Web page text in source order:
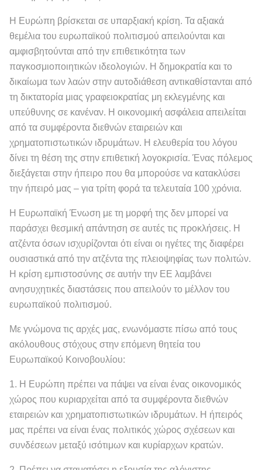
Η Ευρώπη βρίσκεται σε υπαρξιακή κρίση. Τα αξιακά
θεμέλια του ευρωπαϊκού πολιτισμού απειλούνται και
αμφισβητούνται από την επιθετικότητα των
παγκοσμιοποιητικών ιδεολογιών. Η δημοκρατία και το
δικαίωμα των λαών στην αυτοδιάθεση αντικαθίστανται από
τη δικτατορία μιας γραφειοκρατίας μη εκλεγμένης και
υπεύθυνης σε κανέναν. Η οικονομική ασφάλεια απειλείται
από τα συμφέροντα διεθνών εταιρειών και
χρηματοπιστωτικών ιδρυμάτων. Η ελευθερία του λόγου
δίνει τη θέση της στην επιθετική λογοκρισία. Ένας πόλεμος
διεξάγεται στην ήπειρο που θα μπορούσε να κατακλύσει
την ήπειρό μας – για τρίτη φορά τα τελευταία 100 χρόνια.
Η Ευρωπαϊκή Ένωση με τη μορφή της δεν μπορεί να
παράσχει θεσμική απάντηση σε αυτές τις προκλήσεις. Η
ατζέντα όσων ισχυρίζονται ότι είναι οι ηγέτες της διαφέρει
ουσιαστικά από την ατζέντα της πλειοψηφίας των πολιτών.
Η κρίση εμπιστοσύνης σε αυτήν την ΕΕ λαμβάνει
ανησυχητικές διαστάσεις που απειλούν το μέλλον του
ευρωπαϊκού πολιτισμού.
Με γνώμονα τις αρχές μας, ενωνόμαστε πίσω από τους
ακόλουθους στόχους στην επόμενη θητεία του
Ευρωπαϊκού Κοινοβουλίου:
1. Η Ευρώπη πρέπει να πάψει να είναι ένας οικονομικός
χώρος που κυριαρχείται από τα συμφέροντα διεθνών
εταιρειών και χρηματοπιστωτικών ιδρυμάτων. Η ήπειρός
μας πρέπει να είναι ένας πολιτικός χώρος σχέσεων και
συνδέσεων μεταξύ ισότιμων και κυρίαρχων κρατών.